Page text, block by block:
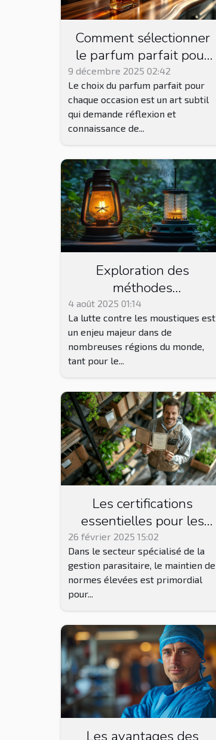
Comment sélectionner
le parfum parfait pour
chaque occasion ?
9 décembre 2025 02:42
Le choix du parfum parfait pour
chaque occasion est un art subtil
qui demande réflexion et
connaissance de...
Exploration des
méthodes
traditionnelles et
modernes de lutte
contre les moustiques
4 août 2025 01:14
La lutte contre les moustiques est
un enjeu majeur dans de
nombreuses régions du monde,
tant pour le...
Les certifications
essentielles pour les
entreprises de gestion
parasitaire
26 février 2025 15:02
Dans le secteur spécialisé de la
gestion parasitaire, le maintien de
normes élevées est primordial
pour...
Les avantages des